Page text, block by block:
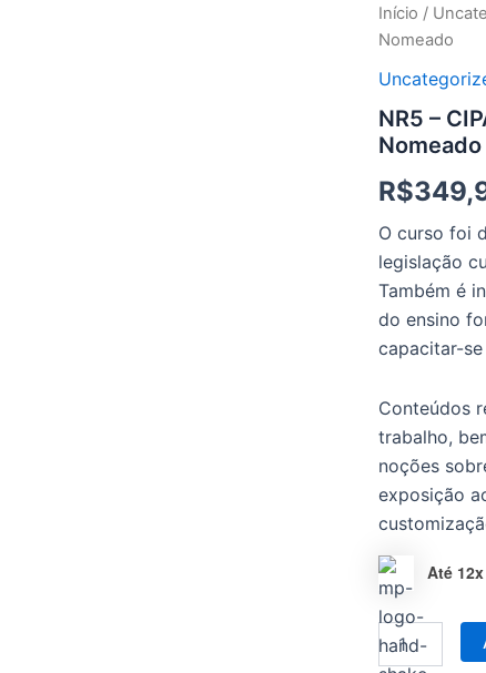
Início /
Nomeado
NR5 –
Nomeado
R$
O curso foi
legislação
Também é
do ensino
capacitar-
Conteúdos
trabalho,
noções
exposição
Até
NR5
-
-
DE
RISCO
-
Representante
Nomeado
quantidade